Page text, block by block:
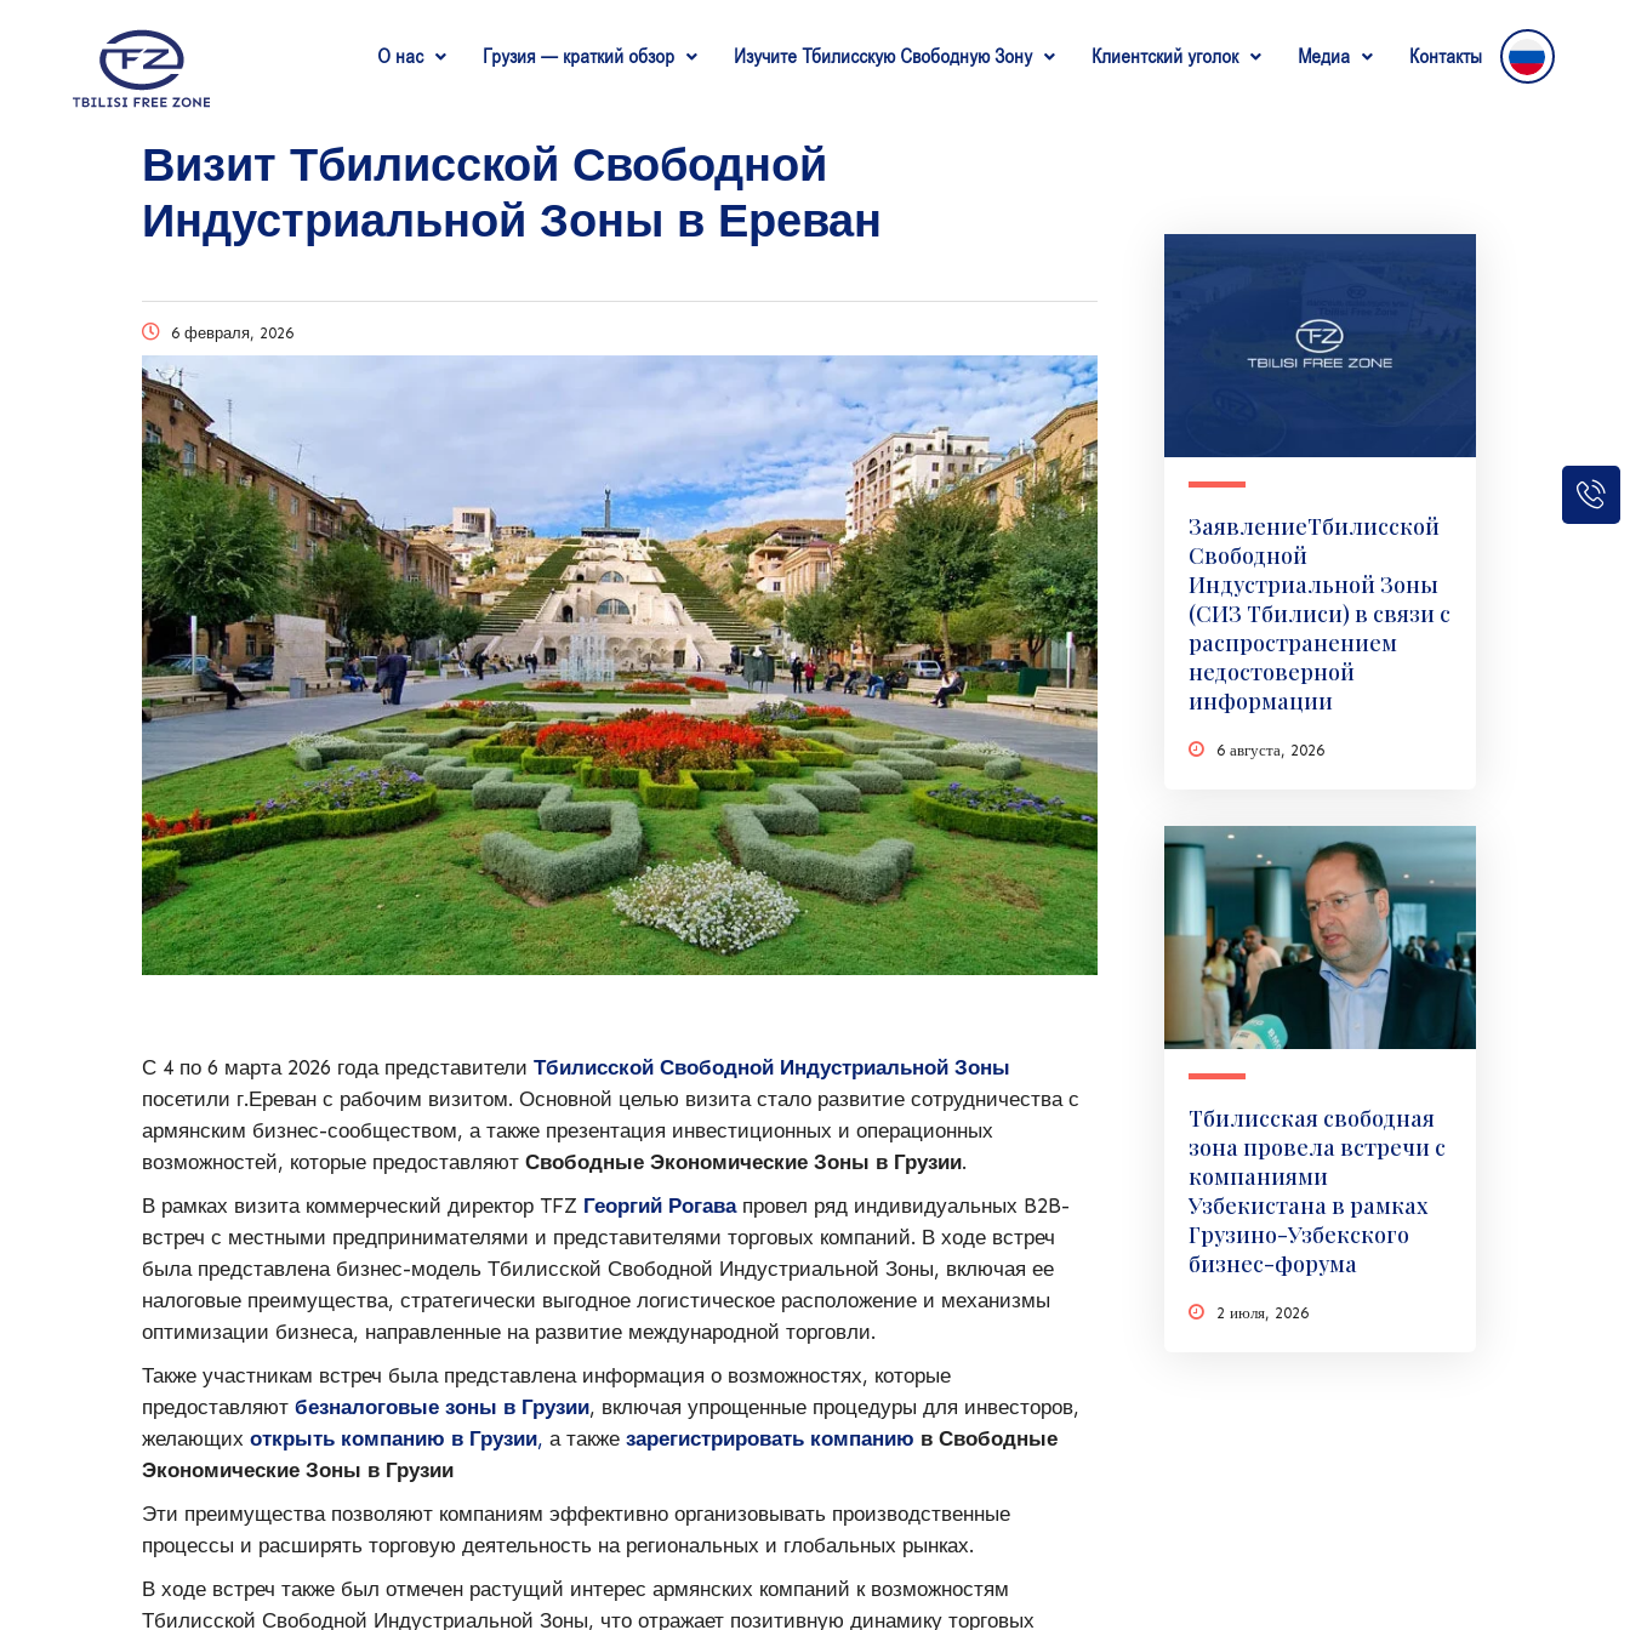
О нас Грузия — краткий обзор Изучите Тбилисскую Свободную Зону Клиентский уголок Медиа Контакты
Визит Тбилисской Свободной
Индустриальной Зоны в Ереван
6 февраля, 2026
С 4 по 6 марта 2026 года представители Тбилисской Свободной Индустриальной Зоны
посетили г.Ереван с рабочим визитом. Основной целью визита стало развитие сотрудничества с
армянским бизнес-сообществом, а также презентация инвестиционных и операционных
возможностей, которые предоставляют Свободные Экономические Зоны в Грузии.
В рамках визита коммерческий директор TFZ Георгий Рогавапровел ряд индивидуальных B2B-
встреч с местными предпринимателями и представителями торговых компаний. В ходе встреч
была представлена бизнес-модель Тбилисской Свободной Индустриальной Зоны, включая ее
налоговые преимущества, стратегически выгодное логистическое расположение и механизмы
оптимизации бизнеса, направленные на развитие международной торговли.
Также участникам встреч была представлена информация о возможностях, которые
предоставляют безналоговые зоны в Грузии, включая упрощенные процедуры для инвесторов,
желающих открыть компанию в Грузии, а также зарегистрировать компанию в Свободные
Экономические Зоны в Грузии
Эти преимущества позволяют компаниям эффективно организовывать производственные
процессы и расширять торговую деятельность на региональных и глобальных рынках.
В ходе встреч также был отмечен растущий интерес армянских компаний к возможностям
Тбилисской Свободной Индустриальной Зоны, что отражает позитивную динамику торговых
ЗаявлениеТбилисской
Свободной
Индустриальной Зоны
(СИЗ Тбилиси) в связи с
распространением
недостоверной
информации
6 августа, 2026
Тбилисская свободная
зона провела встречи с
компаниями
Узбекистана в рамках
Грузино-Узбекского
бизнес-форума
2 июля, 2026